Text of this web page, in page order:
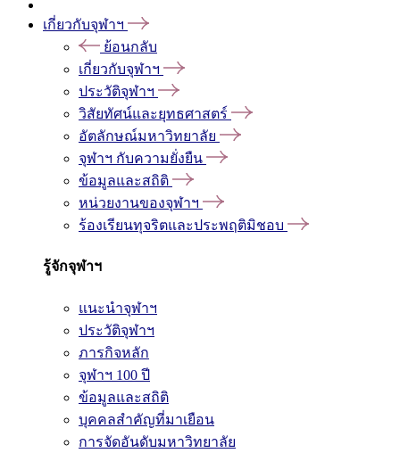
เกี่ยวกับจุฬาฯ
ย้อนกลับ
เกี่ยวกับจุฬาฯ
ประวัติจุฬาฯ
วิสัยทัศน์และยุทธศาสตร์
อัตลักษณ์มหาวิทยาลัย
จุฬาฯ กับความยั่งยืน
ข้อมูลและสถิติ
หน่วยงานของจุฬาฯ
ร้องเรียนทุจริตและประพฤติมิชอบ
รู้จักจุฬาฯ
แนะนำจุฬาฯ
ประวัติจุฬาฯ
ภารกิจหลัก
จุฬาฯ 100 ปี
ข้อมูลและสถิติ
บุคคลสำคัญที่มาเยือน
การจัดอันดับมหาวิทยาลัย